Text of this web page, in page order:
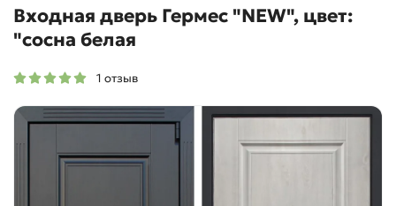
Входная дверь Гермес "NEW", цвет:
"сосна белая
1 отзыв